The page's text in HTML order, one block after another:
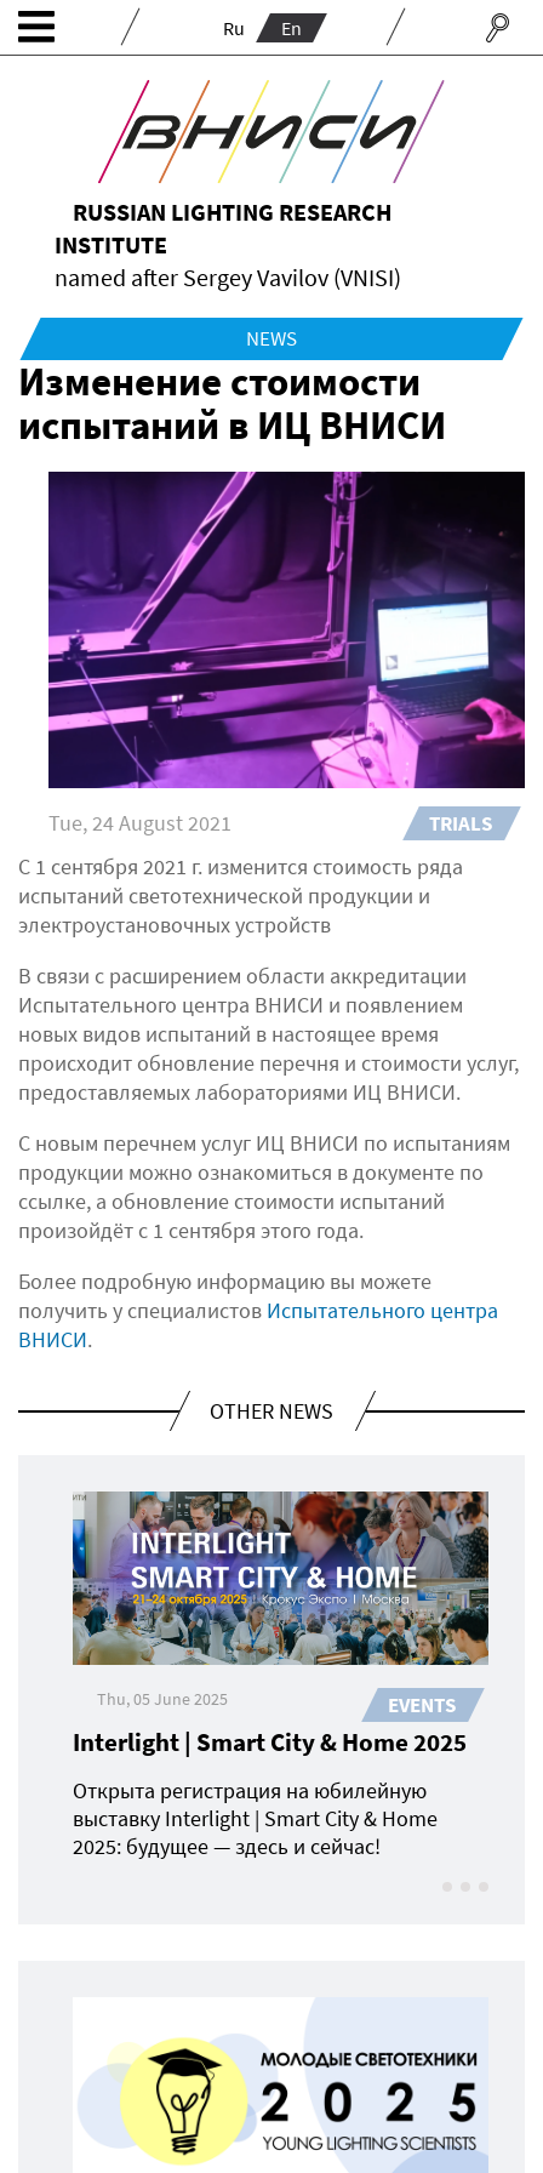
Ru En
RUSSIAN LIGHTING RESEARCH
INSTITUTE
named after Sergey Vavilov (VNISI)
NEWS
Изменение стоимости
испытаний в ИЦ ВНИСИ
Tue, 24 August 2021 TRIALS
С 1 сентября 2021 г. изменится стоимость ряда
испытаний светотехнической продукции и
электроустановочных устройств
В связи с расширением области аккредитации
Испытательного центра ВНИСИ и появлением
новых видов испытаний в настоящее время
происходит обновление перечня и стоимости услуг,
предоставляемых лабораториями ИЦ ВНИСИ.
С новым перечнем услуг ИЦ ВНИСИ по испытаниям
продукции можно ознакомиться в документе по
ссылке, а обновление стоимости испытаний
произойдёт с 1 сентября этого года.
Более подробную информацию вы можете
получить у специалистов Испытательного центра
ВНИСИ.
OTHER NEWS
Thu, 05 June 2025 EVENTS
Interlight | Smart City & Home 2025
Открыта регистрация на юбилейную
выставку Interlight | Smart City & Home
2025: будущее — здесь и сейчас!